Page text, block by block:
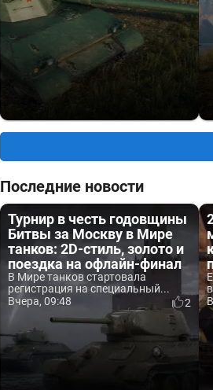
Последние новости
Турнир в честь годовщины
Битвы за Москву в Мире
танков: 2D-стиль, золото и
поездка на офлайн-финал
В Мире танков стартовала
регистрация на специальный...
Вчера, 09:48
2